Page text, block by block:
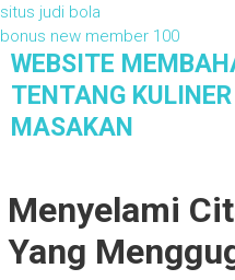
situs judi bola
bonus new member 100
WEBSITE
TENTANG KULINER
MASAKAN
Menyelami
Yang